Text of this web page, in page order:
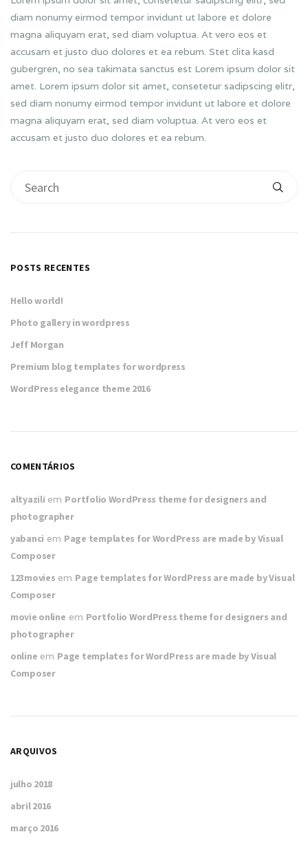
diam nonumy eirmod tempor invidunt ut labore et dolore
magna aliquyam erat, sed diam voluptua. At vero eos et
accusam et justo duo dolores et ea rebum. Stet clita kasd
gubergren, no sea takimata sanctus est Lorem ipsum dolor sit
amet. Lorem ipsum dolor sit amet, consetetur sadipscing elitr,
sed diam nonumy eirmod tempor invidunt ut labore et dolore
magna aliquyam erat, sed diam voluptua. At vero eos et
accusam et justo duo dolores et ea rebum.
POSTS RECENTES
Hello world!
Photo gallery in wordpress
Jeff Morgan
Premium blog templates for wordpress
WordPress elegance theme 2016
COMENTÁRIOS
altyazili em Portfolio WordPress theme for designers and
photographer
yabanci em Page templates for WordPress are made by Visual
Composer
123movies em Page templates for WordPress are made by Visual
Composer
movie online em Portfolio WordPress theme for designers and
photographer
online em Page templates for WordPress are made by Visual
Composer
ARQUIVOS
julho 2018
abril 2016
março 2016